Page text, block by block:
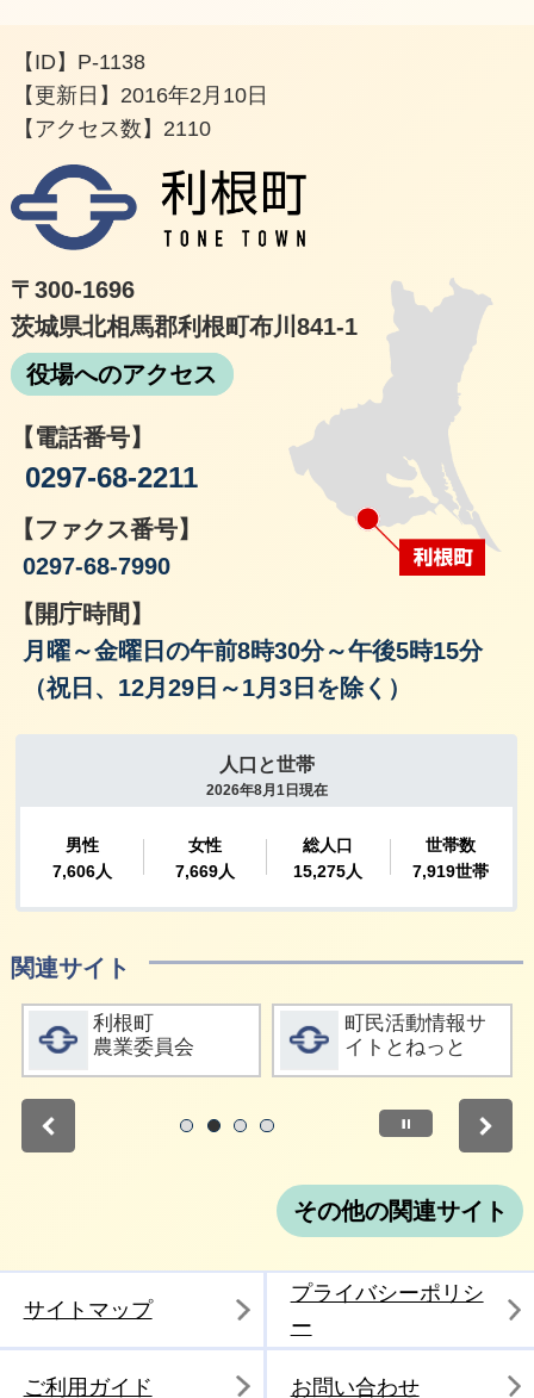
【ID】 P-1138
【更新日】 2016年2月10日
【アクセス数】 2110
〒300-1696
茨城県北相馬郡利根町布川841-1
役場へのアクセス
【電話番号】
0297-68-2211
【ファクス番号】
0297-68-7990
【開庁時間】
月曜～金曜日の午前8時30分～午後5時15分
（祝日、12月29日～1月3日を除く）
関連サイト
詳細をみる
利根町
農業委員会
詳細をみる
町民活動情報サ
イトとねっと
停止
その他の関連サイト
サイトマップ
プライバシーポリシ
ー
ご利用ガイド お問い合わせ